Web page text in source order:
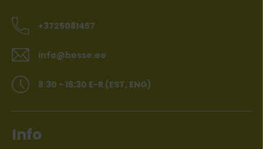
+3725081457
info@bosse.ee
8:30 - 16:30 E-R (EST, ENG)
Info